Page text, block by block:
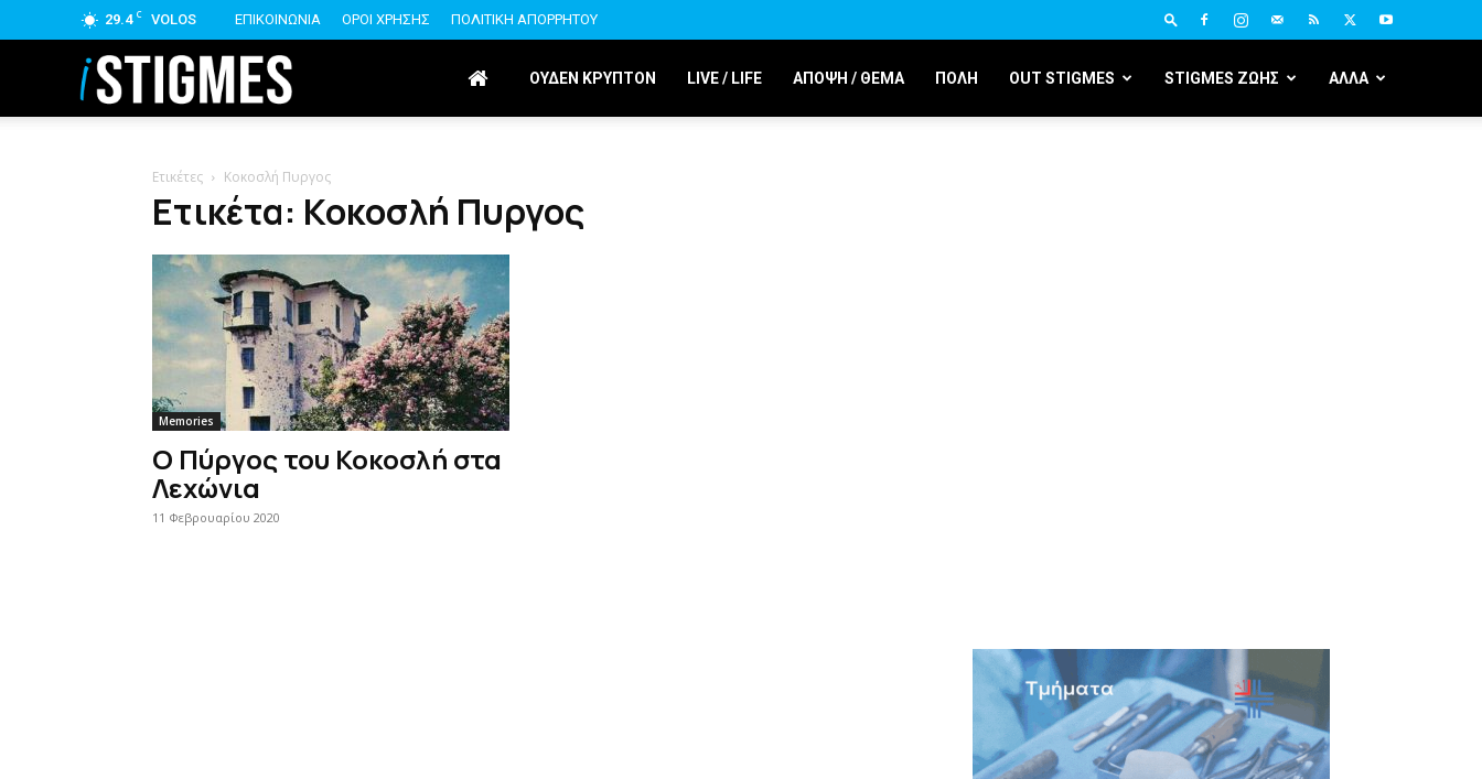
29.4 C VOLOS ΕΠΙΚΟΙΝΩΝΙΑ ΟΡΟΙ ΧΡΗΣΗΣ ΠΟΛΙΤΙΚΗ ΑΠΟΡΡΗΤΟΥ
istigmes ΟΥΔΕΝ ΚΡΥΠΤΟΝ LIVE / LIFE ΑΠΟΨΗ / ΘΕΜΑ ΠΟΛΗ OUT STIGMES STIGMES ΖΩΗΣ ΑΛΛΑ
Ετικέτες Κοκοσλή Πυργος
Ετικέτα: Κοκοσλή Πυργος
Memories
Ο Πύργος του Κοκοσλή στα
Λεχώνια
11 Φεβρουαρίου 2020